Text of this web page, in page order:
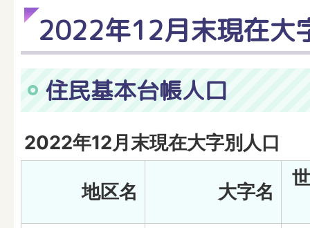
2022年12月末現在大
住民基本台帳人口
2022年12月末現在大字別人口
地区名 大字名